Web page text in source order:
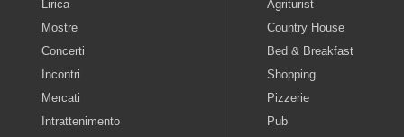
Lirica
Mostre
Concerti
Incontri
Mercati
Intrattenimento
Agriturist
Country House
Bed & Breakfast
Shopping
Pizzerie
Pub